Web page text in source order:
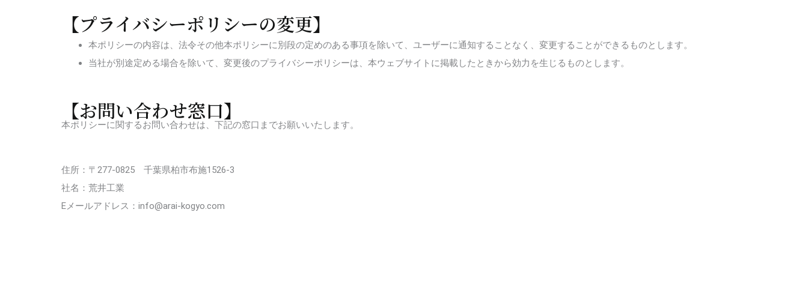
【プライバシーポリシーの変更】
本ポリシーの内容は、法令その他本ポリシーに別段の定めのある事項を除いて、ユーザーに通知することなく、変更することができるものとします。
当社が別途定める場合を除いて、変更後のプライバシーポリシーは、本ウェブサイトに掲載したときから効力を生じるものとします。
【お問い合わせ窓口】
本ポリシーに関するお問い合わせは、下記の窓口までお願いいたします。
住所：〒277-0825 千葉県柏市布施1526-3
社名：荒井工業
Eメールアドレス：info@arai-kogyo.com